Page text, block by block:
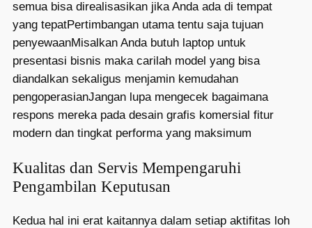
semua bisa direalisasikan jika Anda ada di tempat
yang tepatPertimbangan utama tentu saja tujuan
penyewaanMisalkan Anda butuh laptop untuk
presentasi bisnis maka carilah model yang bisa
diandalkan sekaligus menjamin kemudahan
pengoperasianJangan lupa mengecek bagaimana
respons mereka pada desain grafis komersial fitur
modern dan tingkat performa yang maksimum
Kualitas dan Servis Mempengaruhi
Pengambilan Keputusan
Kedua hal ini erat kaitannya dalam setiap aktifitas loh